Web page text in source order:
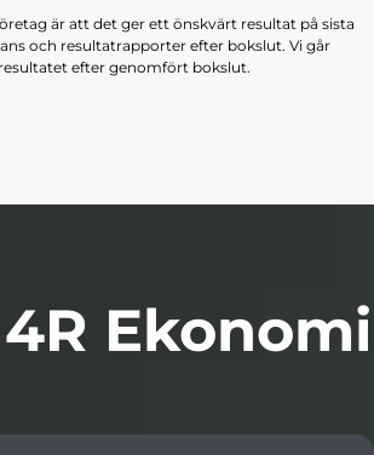
är att det ger ett önskvärt resultat på sista
och resultatrapporter efter bokslut. Vi går
efter genomfört bokslut.
Ekonomi